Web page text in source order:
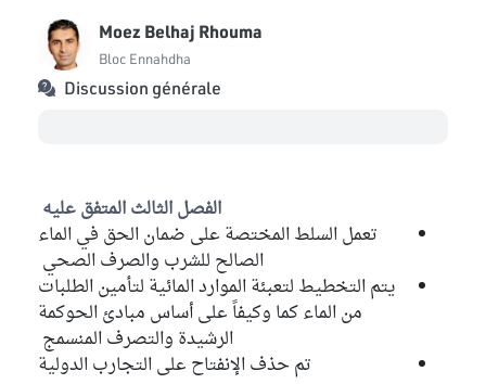
Moez Belhaj Rhouma
Bloc Ennahdha
Discussion générale
الفصل الثالث المتفق عليه
تعمل السلط المختصة على ضمان الحق في الماء
الصالح للشرب والصرف الصحي
يتم التخطيط لتعبئة الموارد المائية لتأمين الطلبات
من الماء كما وكيفاً على أساس مبادئ الحوكمة
الرشيدة والتصرف المنسمج
تم حذف الإنفتاح على التجارب الدولية